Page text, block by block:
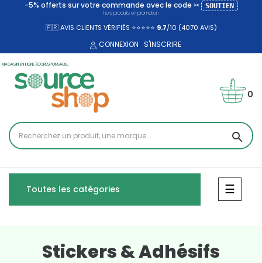
-5% offerts sur votre commande avec le code ✂ SOUTIEN
hors produits en promotion
🇫🇷 AVIS CLIENTS VÉRIFIÉS ⭐⭐⭐⭐⭐ 9.7/10 (4070 AVIS)
CONNEXION S'INSCRIRE
MAGASIN EN LIGNE ÉCORESPONSABLE
search
0
Toutes les catégories ☰
Stickers & Adhésifs